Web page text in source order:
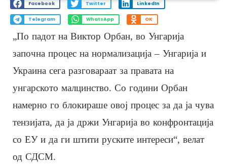
Facebook Twitter LinkedIn
Telegram WhatsApp OK
„По падот на Виктор Орбан, во Унгарија
започна процес на нормализација – Унгарија и
Украина сега разговараат за правата на
унгарското малцинство. Со години Орбан
намерно го блокираше овој процес за да ја чува
тензијата, да ја држи Унгарија во конфронтација
со ЕУ и да ги штити руските интереси“, велат
од СДСМ.